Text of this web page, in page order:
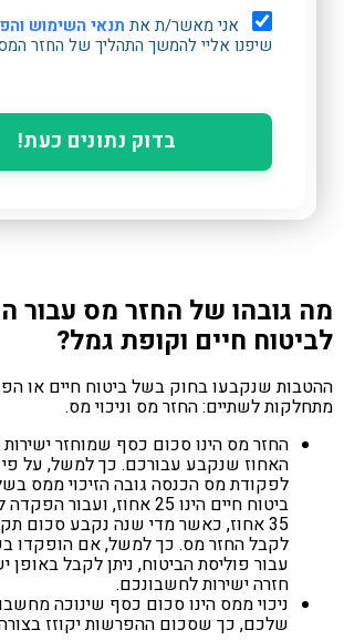
אני מאשר/ת אתתנאי השימוש
שיפנו אליי להמשך התהליך של החזר המס
בדוק נתונים כעת!
גובהו של החזר מס עבור
חיים וקופת גמל?
שנקבעו בחוק בשל ביטוח חיים או
לשתיים: החזר מס וניכוי מס.
החזר מס הינו סכום כסף שמוחזר ישירות
לפקודת מס הכנסה גובה הזיכוי ממס בשל
ביטוח חיים הינו 25 אחוז, ועבור
35 אחוז, כאשר מדי שנה נקבע סכום תקרה
חזרה ישירות לחשבונכם.
ניכוי ממס הינו סכום כסף שינוכה מחשבון
שלכם, כך שסכום ההפרשות יקוזז בצורה